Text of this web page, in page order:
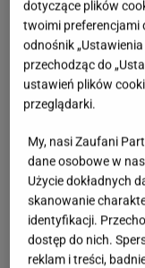
dotyczące plików
twoimi preferencjami
odnośnik
przechodząc do
ustawień plików
przeglądarki.
My, nasi Zaufani
dane osobowe w
Użycie dokładnych
skanowanie
identyfikacji.
dostęp do nich.
reklam i treści,